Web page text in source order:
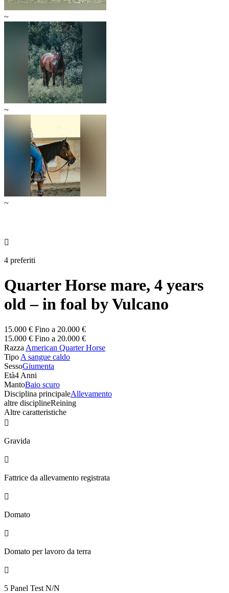
~
~
~

4 preferiti
Quarter Horse mare, 4 years
old – in foal by Vulcano
15.000 € Fino a 20.000 €
15.000 € Fino a 20.000 €
Razza American Quarter Horse
Tipo A sangue caldo
SessoGiumenta
Età4 Anni
MantoBaio scuro
Disciplina principaleAllevamento
altre disciplineReining
Altre caratteristiche

Gravida

Fattrice da allevamento registrata

Domato

Domato per lavoro da terra

5 Panel Test N/N